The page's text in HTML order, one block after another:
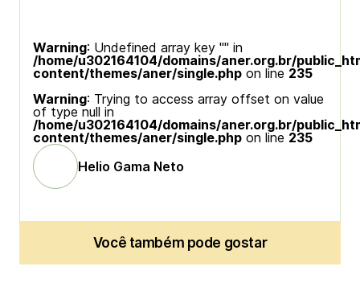
Warning: Undefined array key "" in
/home/u302164104/domains/aner.org.br/
content/themes/aner/single.php on line 235
Warning: Trying to access array offset on value
of type null in
/home/u302164104/domains/aner.org.br/
content/themes/aner/single.php on line 235
Helio Gama Neto
Você também pode gostar